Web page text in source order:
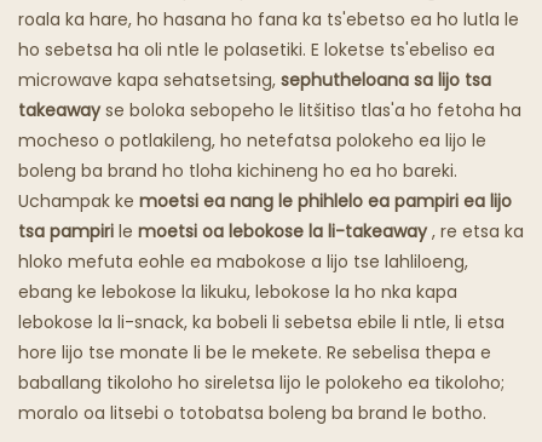
Lijo Tsa Lijo Tsa Sepoko
roala ka hare, ho hasana ho fana ka ts'ebetso ea ho lutla le
ho sebetsa ha oli ntle le polasetiki. E loketse ts'ebeliso ea
microwave kapa sehatsetsing, sephutheloana sa lijo tsa
takeawayse boloka sebopeho le litšitiso tlas'a ho fetoha ha
mocheso o potlakileng, ho netefatsa polokeho ea lijo le
boleng ba brand ho tloha kichineng ho ea ho bareki.
Uchampak ke moetsi ea nang le phihlelo ea pampiri ea lijo
tsa pampiri le moetsi oa lebokose la li-takeaway, re etsa ka
hloko mefuta eohle ea mabokose a lijo tse lahliloeng,
ebang ke lebokose la likuku, lebokose la ho nka kapa
lebokose la li-snack, ka bobeli li sebetsa ebile li ntle, li etsa
hore lijo tse monate li be le mekete. Re sebelisa thepa e
baballang tikoloho ho sireletsa lijo le polokeho ea tikoloho;
moralo oa litsebi o totobatsa boleng ba brand le botho.